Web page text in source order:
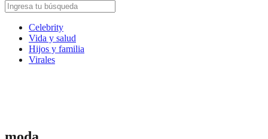
Celebrity
Vida y salud
Hijos y familia
Virales